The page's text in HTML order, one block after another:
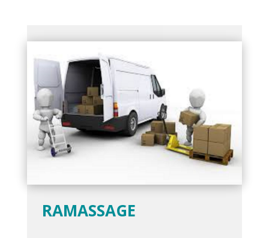
RAMASSAGE